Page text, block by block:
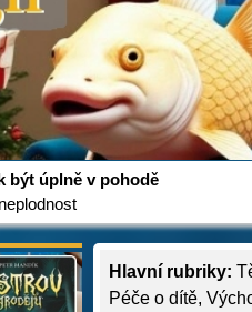
být úplně v pohodě
Hlavní rubriky:
Péče o dítě,